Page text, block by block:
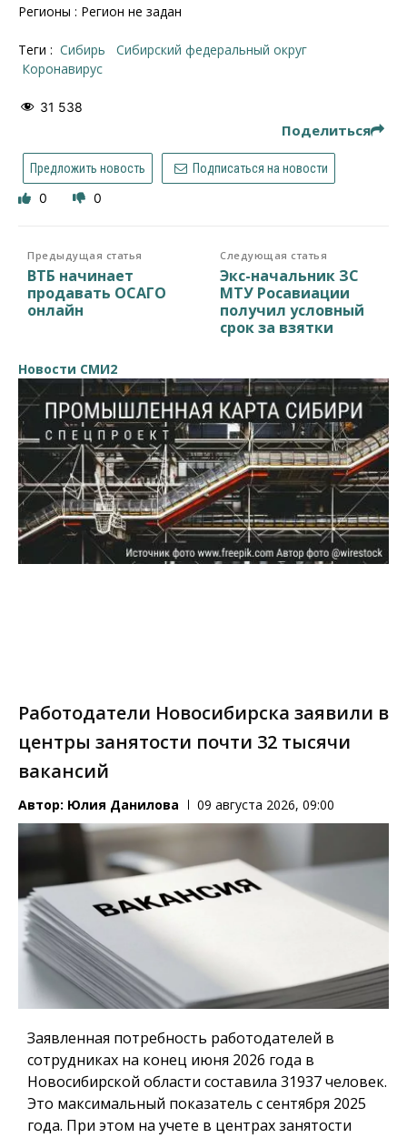
Регионы : Регион не задан
Теги : Сибирь
Сибирский федеральный округ
коронавирус
31 538
Поделиться
Предложить новость Подписаться на новости
0 0
Предыдущая статья
ВТБ начинает
продавать ОСАГО
онлайн
Следующая статья
Экс-начальник ЗС
МТУ Росавиации
получил условный
срок за взятки
Новости СМИ2
Работодатели Новосибирска заявили в
центры занятости почти 32 тысячи
вакансий
Автор: Юлия Данилова 09 августа 2026, 09:00
Заявленная потребность работодателей в
сотрудниках на конец июня 2026 года в
Новосибирской области составила 31937 человек.
Это максимальный показатель с сентября 2025
года. При этом на учете в центрах занятости